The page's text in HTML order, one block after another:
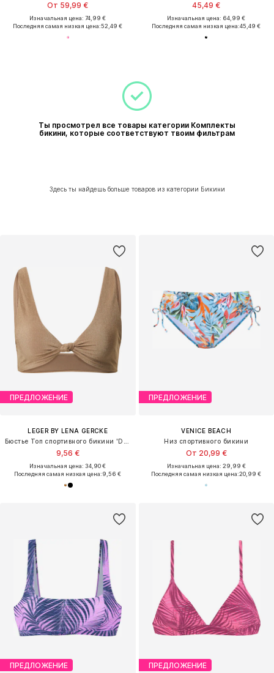
От 59,99 €
Изначальная цена: 74,99 €
Последняя самая низкая цена:52,49 €
45,49 €
Изначальная цена: 64,99 €
Последняя самая низкая цена:45,49 €
Ты просмотрел все товары категории Комплекты
бикини, которые соответствуют твоим фильтрам
Здесь ты найдешь больше товаров из категории Бикини
ПРЕДЛОЖЕНИЕ
LEGER BY LENA GERCKE
9,56 €
Изначальная цена: 34,90 €
Последняя самая низкая цена:9,56 €
ПРЕДЛОЖЕНИЕ
VENICE BEACH
Низ спортивного бикини
От 20,99 €
Изначальная цена: 29,99 €
Последняя самая низкая цена:20,99 €
ПРЕДЛОЖЕНИЕ ПРЕДЛОЖЕНИЕ